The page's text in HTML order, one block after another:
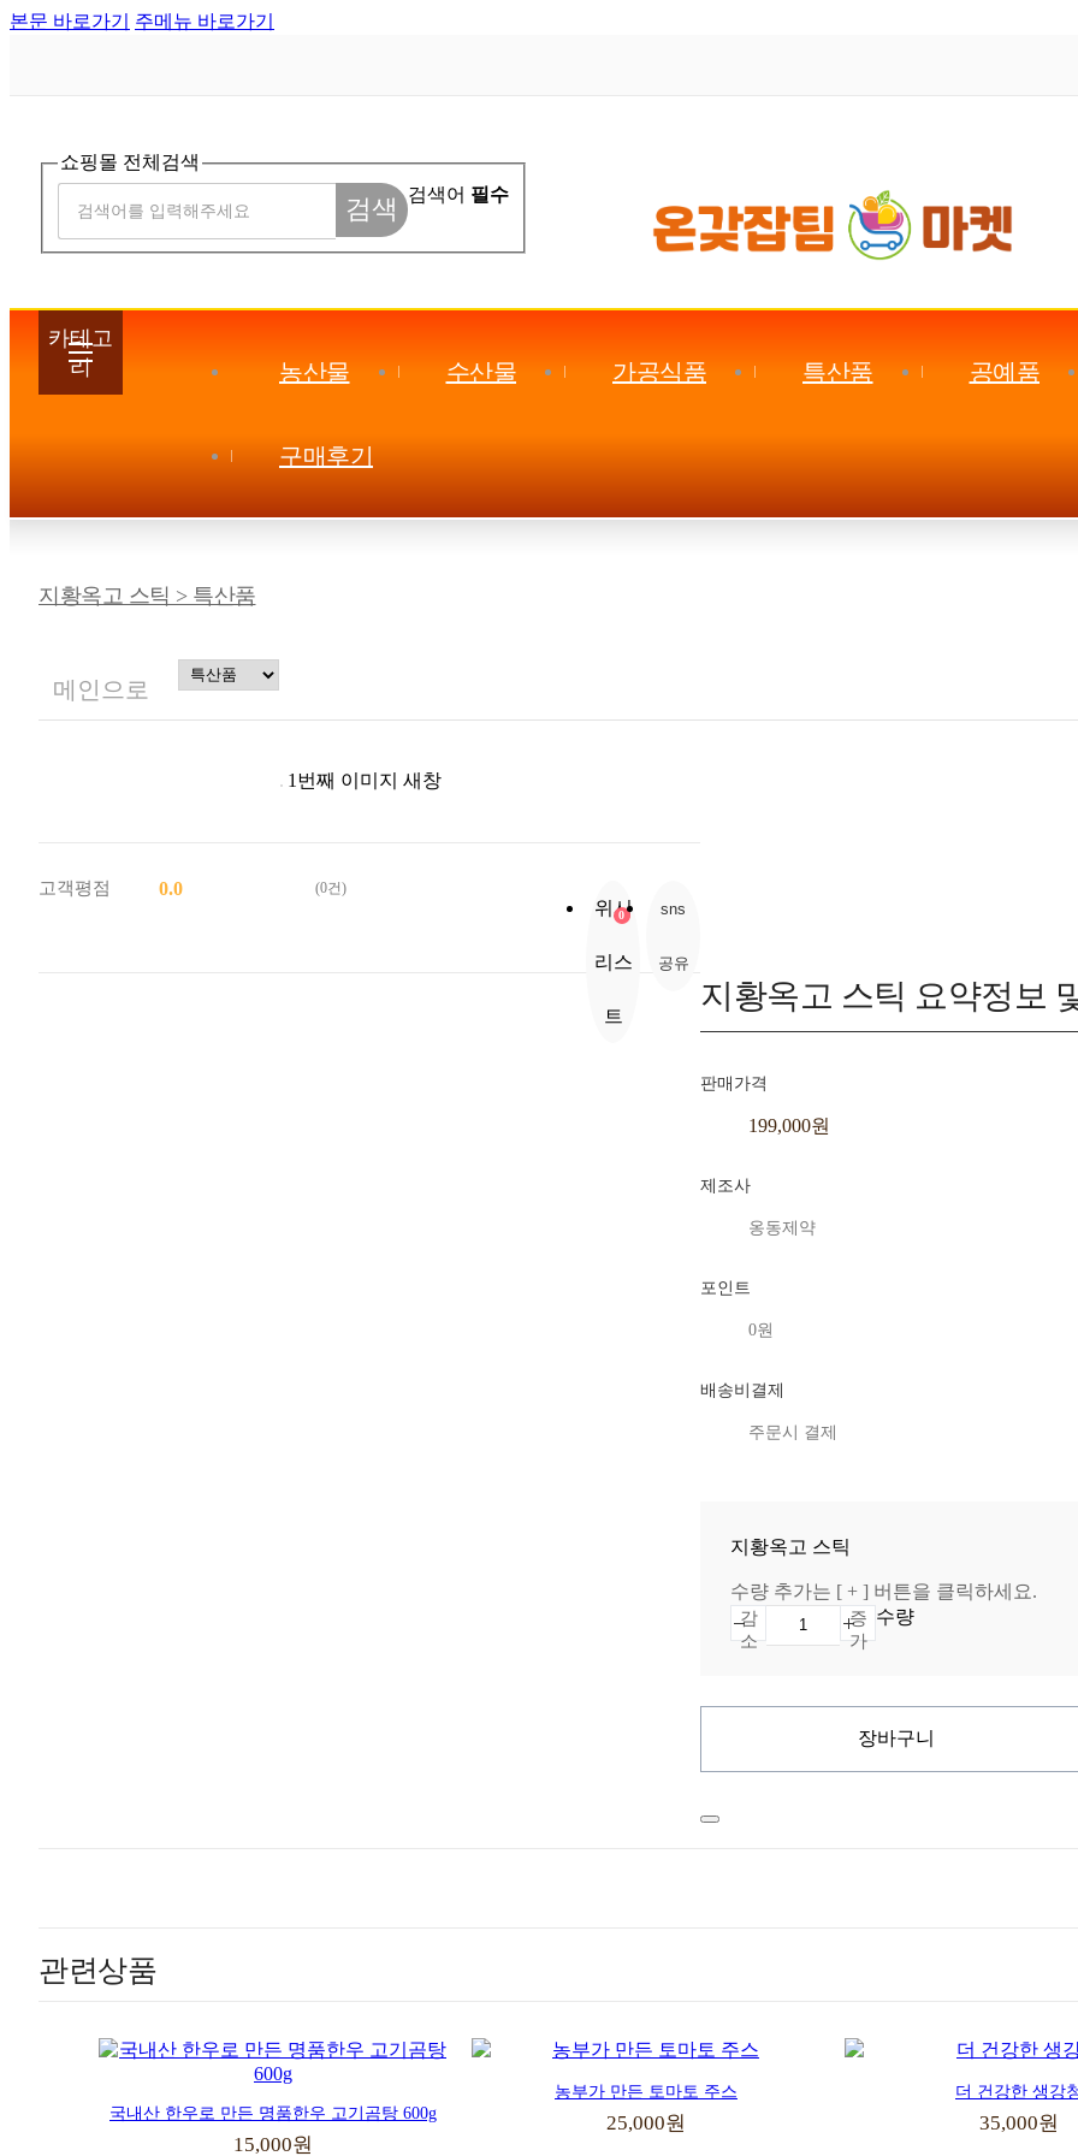
본문 바로가기 주메뉴 바로가기
쇼핑몰 전체검색
검색어 필수
검색
카테고
리
농산물 수산물 가공식품 특산품 공예품
구매후기
지황옥고 스틱 > 특산품
메인으로
확대
1번째 이미지 새창
고객평점 0.0 (0건)
위시
리스
트
0 sns
공유
지황옥고 스틱 요약정보
판매가격
199,000원
제조사
옹동제약
포인트
0원
배송비결제
주문시 결제
지황옥고 스틱
수량 추가는 [ + ] 버튼을 클릭하세요.
수량
감
소
증
가
장바구니
관련상품
국내산 한우로 만든 명품한우 고기곰탕 600g
15,000원
농부가 만든 토마토 주스
25,000원
더 건강한 생강
35,000원